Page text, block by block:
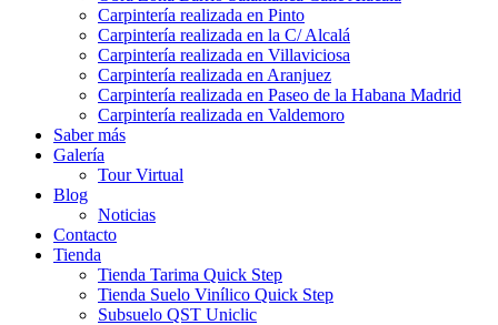
Carpintería realizada en Pinto
Carpintería realizada en la C/ Alcalá
Carpintería realizada en Villaviciosa
Carpintería realizada en Aranjuez
Carpintería realizada en Paseo de la Habana Madrid
Carpintería realizada en Valdemoro
Saber más
Galería
Tour Virtual
Blog
Noticias
Contacto
Tienda
Tienda Tarima Quick Step
Tienda Suelo Vinílico Quick Step
Subsuelo QST Uniclic